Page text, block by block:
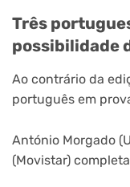
Três
possibilidade
Ao contrário da
português em
António Morgado
(Movistar)